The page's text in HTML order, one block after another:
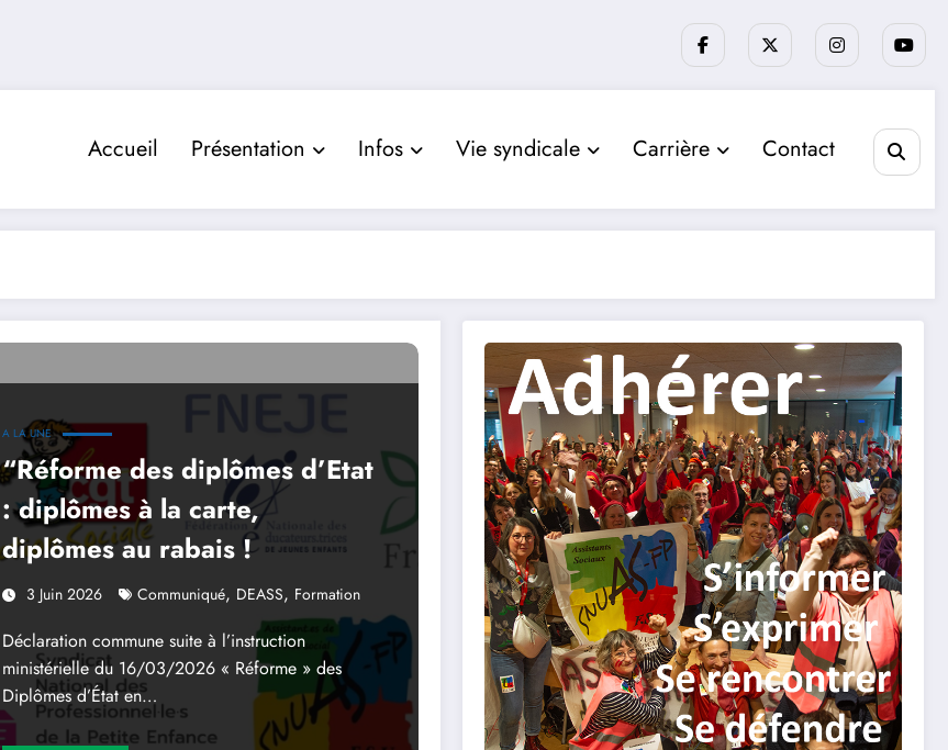
Accueil Présentation Infos Vie syndicale Carrière Contact
A LA UNE
“Réforme des diplômes d’Etat
: diplômes à la carte,
diplômes au rabais !
3 Juin 2026 Communiqué, DEASS, Formation
Déclaration commune suite à l’instruction
ministérielle du 16/03/2026 « Réforme » des
Diplômes d’État en…